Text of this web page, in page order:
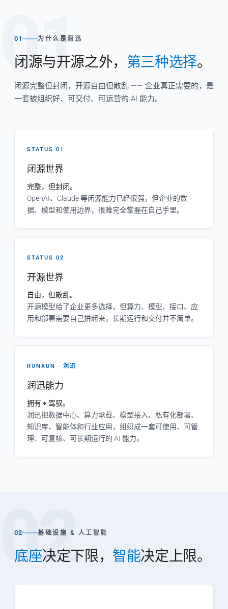
01
01 为什么是润迅
闭源与开源之外， 第三种选择。
闭源完整但封闭，开源自由但散乱 —— 企业真正需要的，是
一套被组织好、可交付、可运营的 AI 能力。
STATUS 01
闭源世界
完整，但封闭。
OpenAI、Claude 等闭源能力已经很强，但企业的数
据、模型和使用边界，很难完全掌握在自己手里。
STATUS 02
开源世界
自由，但散乱。
开源模型给了企业更多选择，但算力、模型、接口、应
用和部署需要自己拼起来，长期运行和交付并不简单。
RUNXUN · 润迅
润迅能力
拥有 + 驾驭。
润迅把数据中心、算力承载、模型接入、私有化部署、
知识库、智能体和行业应用，组织成一套可使用、可管
理、可复核、可长期运行的 AI 能力。
02
02 基础设施 & 人工智能
底座决定下限， 智能决定上限。